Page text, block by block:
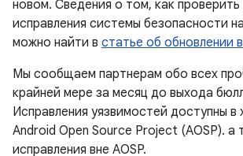
новом. Сведения о том, как проверить
исправления системы безопасности
можно найти в статье об обновлении
Мы сообщаем партнерам обо всех
крайней мере за месяц до выхода
Исправления уязвимостей доступны в
Android Open Source Project (AOSP). а
исправления вне AOSP.